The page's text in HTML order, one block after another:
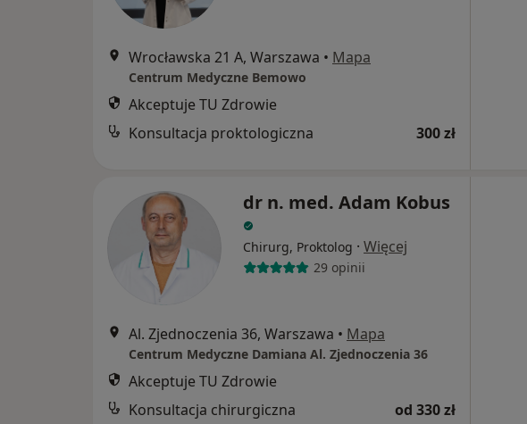
Wrocławska 21 A, Warszawa • Mapa
Centrum Medyczne Bemowo
Akceptuje TU Zdrowie
Konsultacja proktologiczna
300 zł
dr n. med. Adam Kobus
Chirurg, Proktolog · Więcej
29 opinii
Al. Zjednoczenia 36, Warszawa • Mapa
Centrum Medyczne Damiana Al. Zjednoczenia 36
Akceptuje TU Zdrowie
Konsultacja chirurgiczna
od 330 zł